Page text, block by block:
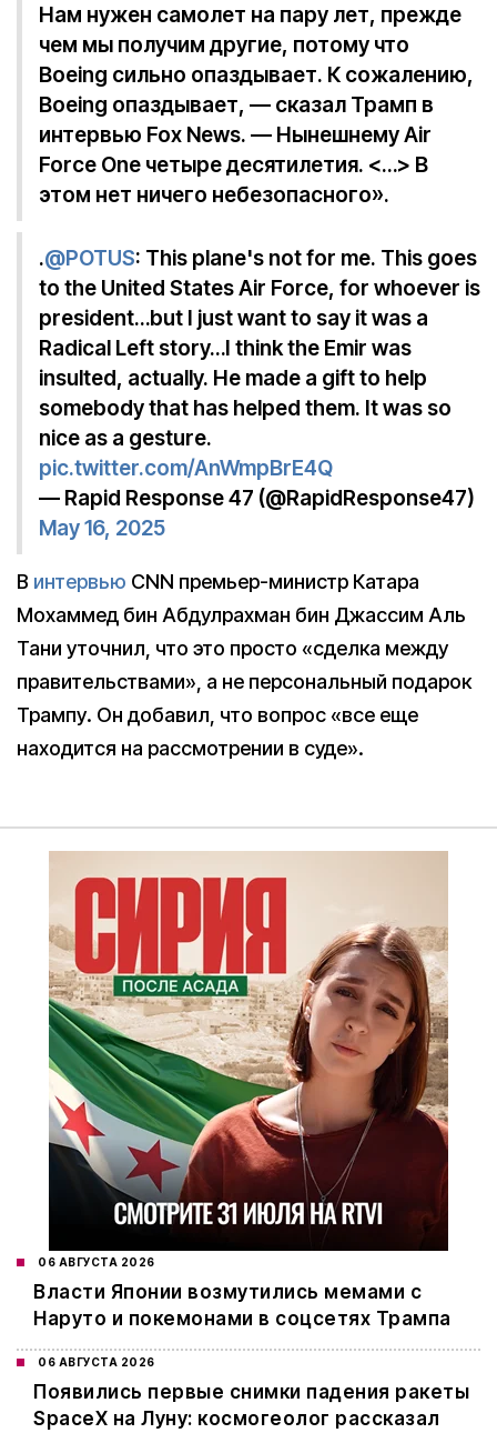
Нам нужен самолет на пару лет, прежде
чем мы получим другие, потому что
Boeing сильно опаздывает. К сожалению,
Boeing опаздывает, — сказал Трамп в
интервью Fox News. — Нынешнему Air
Force One четыре десятилетия. <…> В
этом нет ничего небезопасного».
.@POTUS: This plane's not for me. This goes
to the United States Air Force, for whoever is
president…but I just want to say it was a
Radical Left story…I think the Emir was
insulted, actually. He made a gift to help
somebody that has helped them. It was so
nice as a gesture.
pic.twitter.com/AnWmpBrE4Q
— Rapid Response 47 (@RapidResponse47)
May 16, 2025
В интервью CNN премьер-министр Катара
Мохаммед бин Абдулрахман бин Джассим Аль
Тани уточнил, что это просто «сделка между
правительствами», а не персональный подарок
Трампу. Он добавил, что вопрос «все еще
находится на рассмотрении в суде».
06 АВГУСТА 2026
Власти Японии возмутились мемами с
Наруто и покемонами в соцсетях Трампа
06 АВГУСТА 2026
Появились первые снимки падения ракеты
SpaceX на Луну: космогеолог рассказал